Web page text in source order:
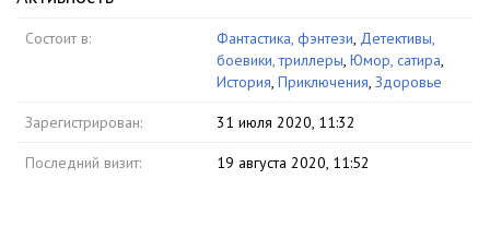
Состоит в: Фантастика, фэнтези, Детективы,
боевики, триллеры, Юмор, сатира,
История, Приключения, Здоровье
Зарегистрирован: 31 июля 2020, 11:32
Последний визит: 19 августа 2020, 11:52